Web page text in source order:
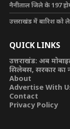
नैनीताल जिले के 197
उत्तराखंड में बारिश
QUICK LINKS
उत्तराखंड: अब
सिलेबस, सरकार का
About
Advertise With
Contact
Privacy Policy